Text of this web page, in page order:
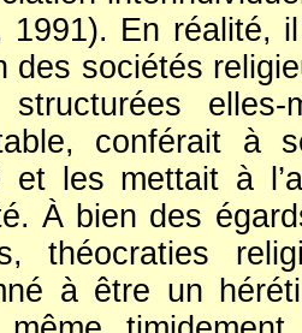
1991). En réalité,
des sociétés
structurées
conférait à
et les mettait à
À bien des
théocraties
à être un